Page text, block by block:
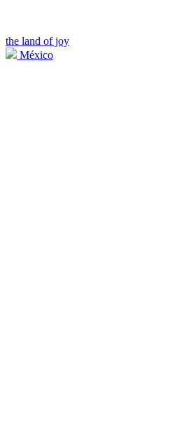
the land of joy
México